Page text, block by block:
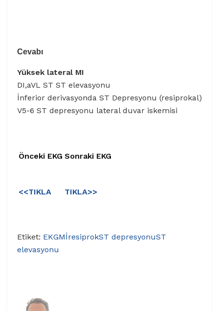
Cevabı
Yüksek lateral MI
DI,aVL ST ST elevasyonu
İnferior derivasyonda ST Depresyonu (resiprokal)
V5-6 ST depresyonu lateral duvar iskemisi
Önceki EKG Sonraki EKG
<<TIKLA TIKLA>>
Etiket: EKGMİresiprokST depresyonuST
elevasyonu